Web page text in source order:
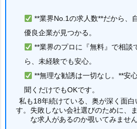
**業界No.1の求人数**だから、
優良企業が見つかる。
**業界のプロに『無料』で相談
ら、未経験でも安心。
**無理な勧誘は一切なし。**安
聞くだけでもOKです。
私も18年続けている、奥が深く面白
す。失敗しない会社選びのために、
な求人があるのか覗いてみませ